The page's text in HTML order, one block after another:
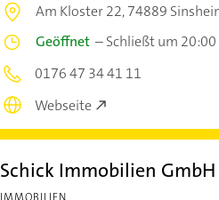
Am Kloster 22,74889
Geöffnet–Schließt um 20:00
0176 47 34 41 11
Webseite
Schick Immobilien GmbH